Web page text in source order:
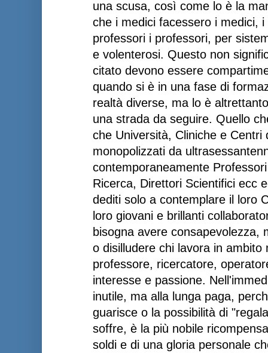
una scusa, così come lo è la
che i medici facessero i medici,
professori i professori, per
e volenterosi. Questo non
citato devono essere
quando si è in una fase di
realtà diverse, ma lo è
una strada da seguire. Quello
che Università, Cliniche e Centri
monopolizzati da
contemporaneamente
Ricerca, Direttori Scientifici ecc
dediti solo a contemplare il loro
loro giovani e brillanti
bisogna avere consapevolezza,
o disilludere chi lavora in
professore, ricercatore,
interesse e passione.
inutile, ma alla lunga paga,
guarisce o la possibilità di
soffre, è la più nobile
soldi e di una gloria personale